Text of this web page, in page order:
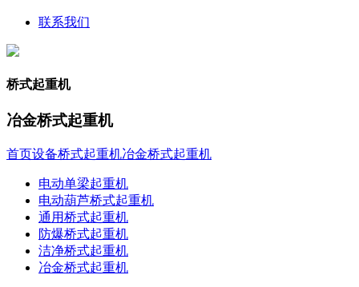
联系我们
桥式起重机
冶金桥式起重机
首页设备桥式起重机冶金桥式起重机
电动单梁起重机
电动葫芦桥式起重机
通用桥式起重机
防爆桥式起重机
洁净桥式起重机
冶金桥式起重机